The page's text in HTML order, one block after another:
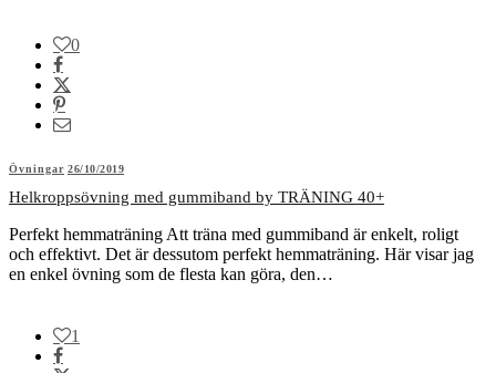
0
Övningar 26/10/2019
Helkroppsövning med gummiband by TRÄNING 40+
Perfekt hemmaträning Att träna med gummiband är enkelt, roligt
och effektivt. Det är dessutom perfekt hemmaträning. Här visar jag
en enkel övning som de flesta kan göra, den…
1